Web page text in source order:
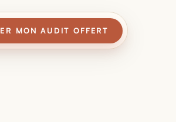
MON AUDIT OFFERT